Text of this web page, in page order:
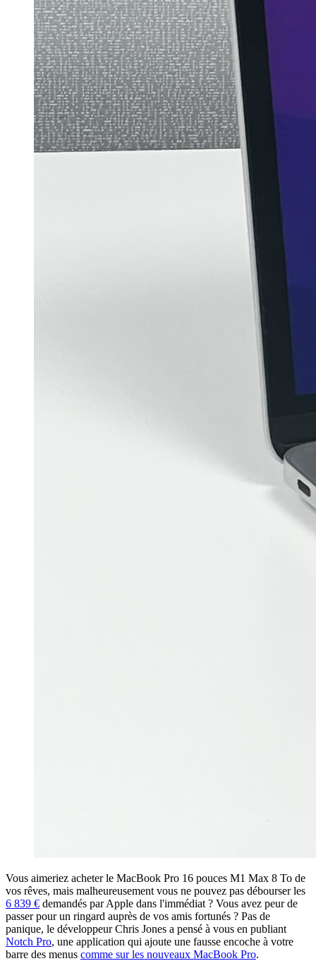
Vous aimeriez acheter le MacBook Pro 16 pouces M1 Max 8 To de
vos rêves, mais malheureusement vous ne pouvez pas débourser les
6 839 € demandés par Apple dans l'immédiat ? Vous avez peur de
passer pour un ringard auprès de vos amis fortunés ? Pas de
panique, le développeur Chris Jones a pensé à vous en publiant
Notch Pro, une application qui ajoute une fausse encoche à votre
barre des menus comme sur les nouveaux MacBook Pro.